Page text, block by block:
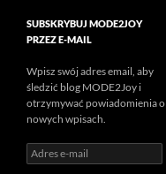
SUBSKRYBUJ MODE2JOY
PRZEZ E-MAIL
Wpisz swój adres email, aby
śledzić blog MODE2Joy i
otrzymywać powiadomienia o
nowych wpisach.
Adres
e-